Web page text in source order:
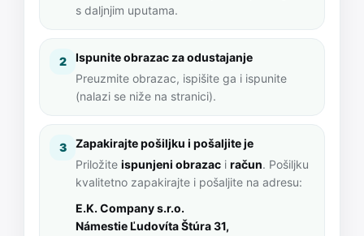
s daljnjim uputama.
2
Ispunite obrazac za odustajanje
Preuzmite obrazac, ispišite ga i ispunite
(nalazi se niže na stranici).
3
Zapakirajte pošiljku i pošaljite je
Priložite ispunjeni obrazac i račun. Pošiljku
kvalitetno zapakirajte i pošaljite na adresu:
E.K. Company s.r.o.
Námestie Ľudovíta Štúra 31,